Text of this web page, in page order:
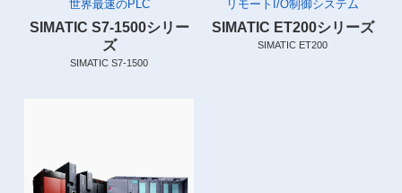
世界最速のPLC
SIMATIC S7-1500シリー
ズ
SIMATIC S7-1500
リモートI/O制御システム
SIMATIC ET200シリーズ
SIMATIC ET200